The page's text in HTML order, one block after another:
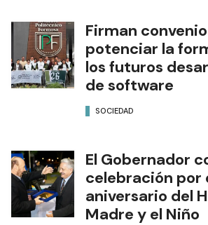
Firman
potenciar la
los futuros
de software
SOCIEDAD
El Gobernador
celebración por
aniversario del
Madre y el Niño